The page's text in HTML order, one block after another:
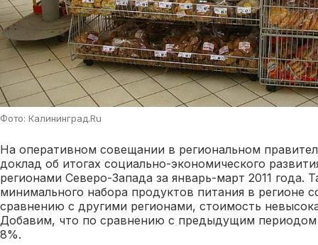
Фото: Калининград.Ru
На оперативном совещании в региональном
доклад об итогах социально-экономического
регионами Северо-Запада за январь-март 2011 года.
минимального набора продуктов питания в регионе
сравнению с другими регионами, стоимость
Добавим, что по сравнению с предыдущим
8%.